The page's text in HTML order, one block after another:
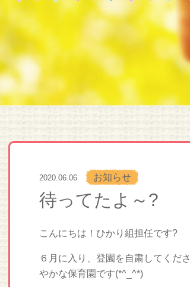
2020.06.06 お知らせ
待ってたよ～?
こんにちは！ひかり組担任です?
６月に入り、登園を自粛してくだ
やかな保育園です(*^_^*)